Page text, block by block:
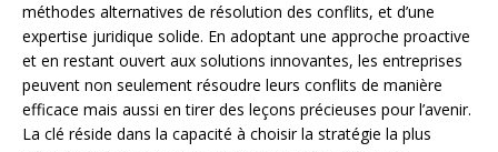
méthodes alternatives de résolution des conflits, et d’une
expertise juridique solide. En adoptant une approche proactive
et en restant ouvert aux solutions innovantes, les entreprises
peuvent non seulement résoudre leurs conflits de manière
efficace mais aussi en tirer des leçons précieuses pour l’avenir.
La clé réside dans la capacité à choisir la stratégie la plus